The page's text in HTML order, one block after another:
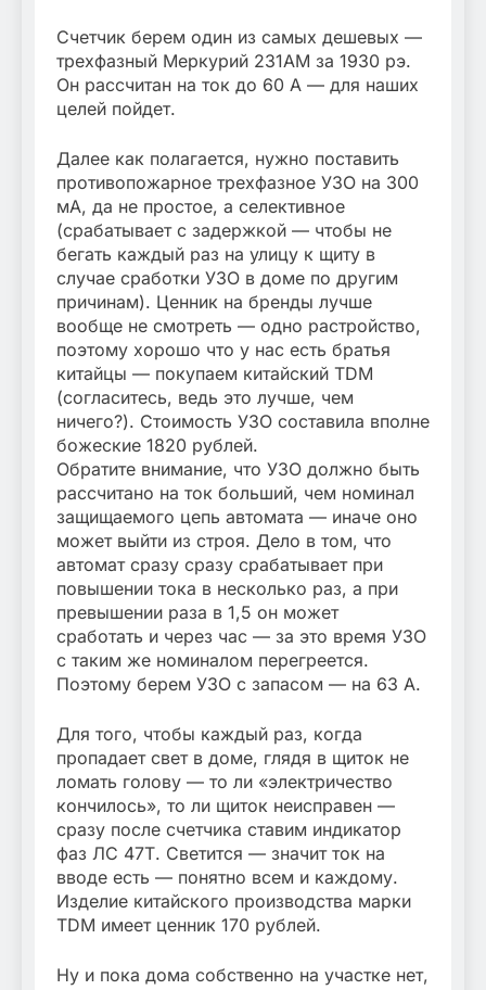
Счетчик берем один из самых дешевых —
трехфазный Меркурий 231АМ за 1930 рэ.
Он рассчитан на ток до 60 А — для наших
целей пойдет.
Далее как полагается, нужно поставить
противопожарное трехфазное УЗО на 300
мА, да не простое, а селективное
(срабатывает с задержкой — чтобы не
бегать каждый раз на улицу к щиту в
случае сработки УЗО в доме по другим
причинам). Ценник на бренды лучше
вообще не смотреть — одно растройство,
поэтому хорошо что у нас есть братья
китайцы — покупаем китайский TDM
(согласитесь, ведь это лучше, чем
ничего?). Стоимость УЗО составила вполне
божеские 1820 рублей.
Обратите внимание, что УЗО должно быть
рассчитано на ток больший, чем номинал
защищаемого цепь автомата — иначе оно
может выйти из строя. Дело в том, что
автомат сразу сразу срабатывает при
повышении тока в несколько раз, а при
превышении раза в 1,5 он может
сработать и через час — за это время УЗО
с таким же номиналом перегреется.
Поэтому берем УЗО с запасом — на 63 А.
Для того, чтобы каждый раз, когда
пропадает свет в доме, глядя в щиток не
ломать голову — то ли «электричество
кончилось», то ли щиток неисправен —
сразу после счетчика ставим индикатор
фаз ЛС 47Т. Светится — значит ток на
вводе есть — понятно всем и каждому.
Изделие китайского производства марки
TDM имеет ценник 170 рублей.
Ну и пока дома собственно на участке нет,